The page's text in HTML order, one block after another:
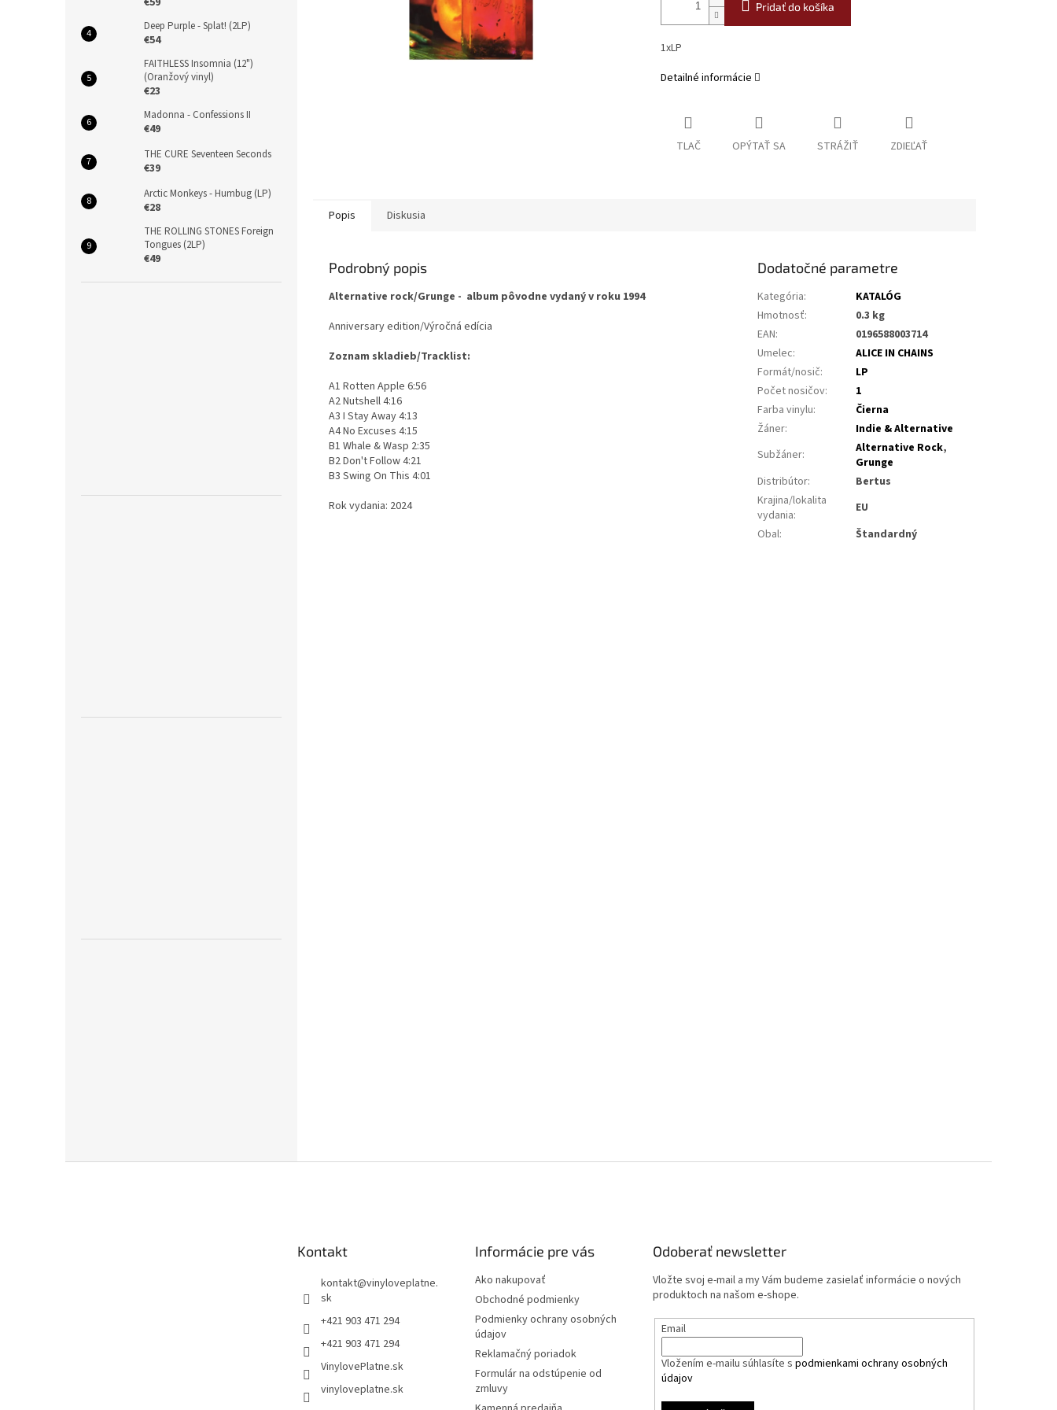
Deep Purple - Splat! (2LP)
€54
FAITHLESS Insomnia (12")
(Oranžový vinyl)
€23
Madonna - Confessions II
€49
THE CURE Seventeen Seconds
€39
Arctic Monkeys - Humbug (LP)
€28
THE ROLLING STONES Foreign
Tongues (2LP)
€49
Pridať do košíka
1xLP
Detailné informácie
TLAČ OPÝTAŤ SA STRÁŽIŤ ZDIEĽAŤ
Popis Diskusia
Podrobný popis
Alternative rock/Grunge - album pôvodne vydaný v roku 1994
Anniversary edition/Výročná edícia
Zoznam skladieb/Tracklist:
A1 Rotten Apple 6:56
A2 Nutshell 4:16
A3 I Stay Away 4:13
A4 No Excuses 4:15
B1 Whale & Wasp 2:35
B2 Don't Follow 4:21
B3 Swing On This 4:01
Rok vydania: 2024
Dodatočné parametre
Kategória:
KATALÓG
Hmotnosť:
0.3 kg
EAN:
0196588003714
Umelec:
ALICE IN CHAINS
Formát/nosič:
LP
Počet nosičov:
1
Farba vinylu:
Čierna
Žáner:
Indie & Alternative
Subžáner: Alternative Rock,
Grunge
Distribútor:
Bertus
Krajina/lokalita
vydania:
EU
Obal: Štandardný
Kontakt
kontakt@vinyloveplatne.
sk
+421 903 471 294
+421 903 471 294
VinylovePlatne.sk
vinyloveplatne.sk
Informácie pre vás
Ako nakupovať
Obchodné podmienky
Podmienky ochrany osobných
údajov
Reklamačný poriadok
Formulár na odstúpenie od
zmluvy
Odoberať newsletter
Vložte svoj e-mail a my Vám budeme zasielať informácie o nových
produktoch na našom e-shope.
Email
Vložením e-mailu súhlasíte spodmienkami ochrany osobných
údajov